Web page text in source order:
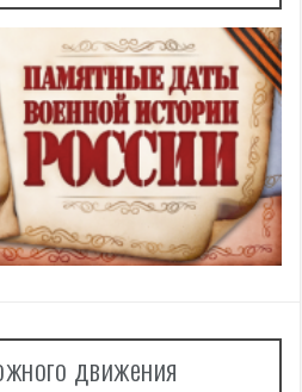
движения